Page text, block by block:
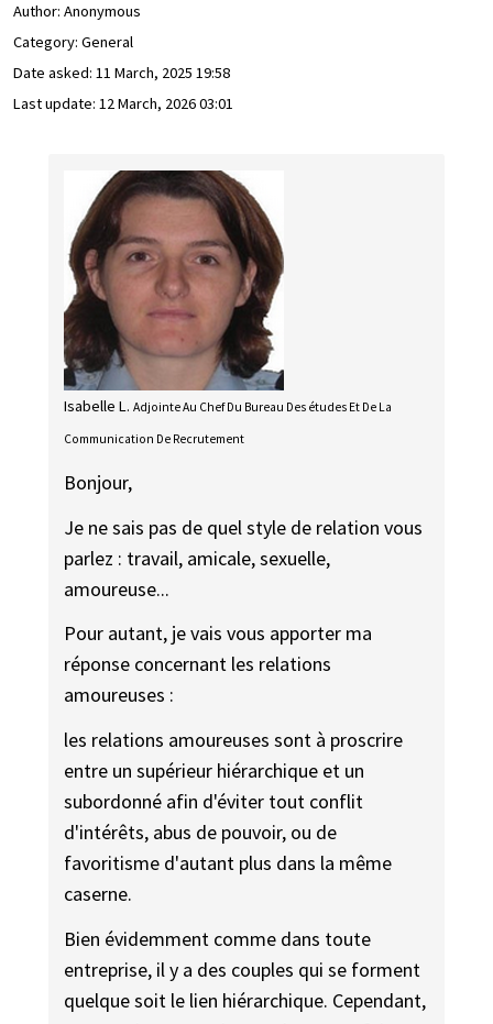
Author: Anonymous
Category: General
Date asked: 11 March, 2025 19:58
Last update: 12 March, 2026 03:01
Isabelle L. Adjointe Au Chef Du Bureau Des études Et De La
Communication De Recrutement
Bonjour,
Je ne sais pas de quel style de relation vous
parlez : travail, amicale, sexuelle,
amoureuse...
Pour autant, je vais vous apporter ma
réponse concernant les relations
amoureuses :
les relations amoureuses sont à proscrire
entre un supérieur hiérarchique et un
subordonné afin d'éviter tout conflit
d'intérêts, abus de pouvoir, ou de
favoritisme d'autant plus dans la même
caserne.
Bien évidemment comme dans toute
entreprise, il y a des couples qui se forment
quelque soit le lien hiérarchique. Cependant,